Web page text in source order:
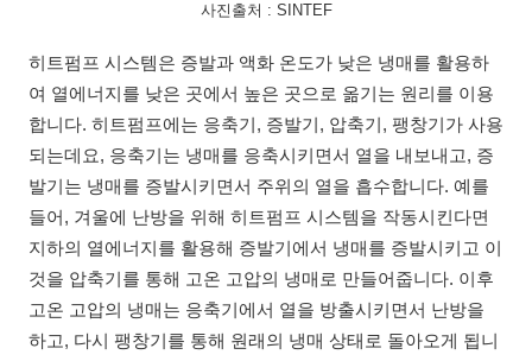
사진출처 : SINTEF
히트펌프 시스템은 증발과 액화 온도가 낮은 냉매를 활용하
여 열에너지를 낮은 곳에서 높은 곳으로 옮기는 원리를 이용
합니다. 히트펌프에는 응축기, 증발기, 압축기, 팽창기가 사용
되는데요, 응축기는 냉매를 응축시키면서 열을 내보내고, 증
발기는 냉매를 증발시키면서 주위의 열을 흡수합니다. 예를
들어, 겨울에 난방을 위해 히트펌프 시스템을 작동시킨다면
지하의 열에너지를 활용해 증발기에서 냉매를 증발시키고 이
것을 압축기를 통해 고온 고압의 냉매로 만들어줍니다. 이후
고온 고압의 냉매는 응축기에서 열을 방출시키면서 난방을
하고, 다시 팽창기를 통해 원래의 냉매 상태로 돌아오게 됩니